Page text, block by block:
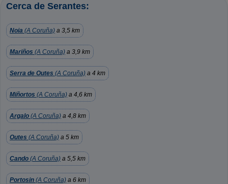
Cerca de Serantes:
Noia (A Coruña) a 3,5 km
Mariños (A Coruña) a 3,9 km
Serra de Outes (A Coruña) a 4 km
Miñortos (A Coruña) a 4,6 km
Argalo (A Coruña) a 4,8 km
Outes (A Coruña) a 5 km
Cando (A Coruña) a 5,5 km
Portosin (A Coruña) a 6 km